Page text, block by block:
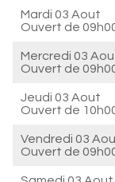
Mardi 03 Aout
Ouvert de
Mercredi 03
Ouvert de
Jeudi 03 Aout
Ouvert de
Vendredi 03
Ouvert de